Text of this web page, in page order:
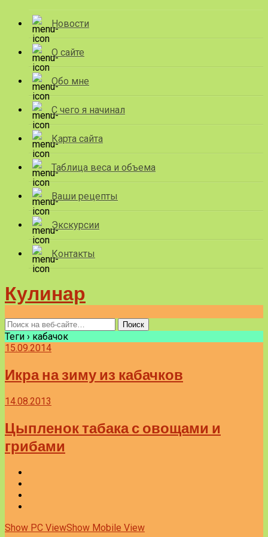
Новости
О сайте
Обо мне
С чего я начинал
Карта сайта
Таблица веса и объема
Ваши рецепты
Экскурсии
Контакты
Кулинар
Теги › кабачок
15.09.2014
Икра на зиму из кабачков
14.08.2013
Цыпленок табака с овощами и
грибами
Show PC ViewShow Mobile View